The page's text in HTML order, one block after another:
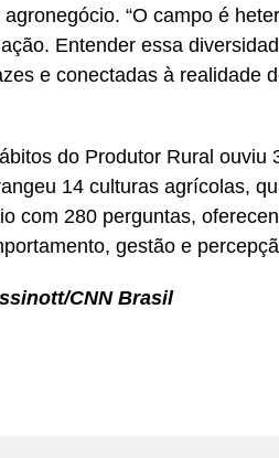
“O campo é
Entender essa
e conectadas à realidade
do Produtor Rural ouviu
14 culturas agrícolas,
com 280 perguntas,
gestão e
CNN Brasil